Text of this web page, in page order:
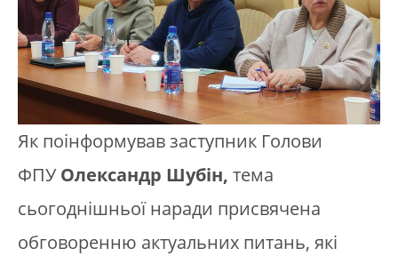
Як поінформував заступник Голови
ФПУОлександр Шубін, тема
сьогоднішньої наради присвячена
обговоренню актуальних питань, які